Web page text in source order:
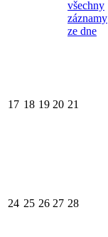
všechny
záznamy
ze dne
17 18 19 20 21
24 25 26 27 28